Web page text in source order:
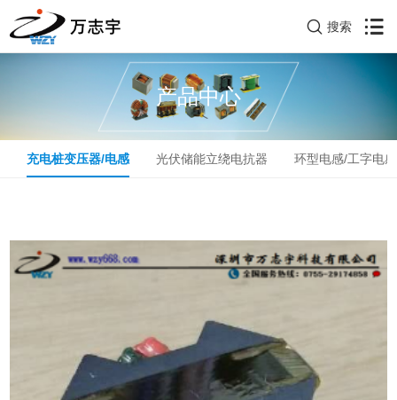
搜索
产品中心
充电桩变压器/电感 光伏储能立绕电抗器 环型电感/工字电感